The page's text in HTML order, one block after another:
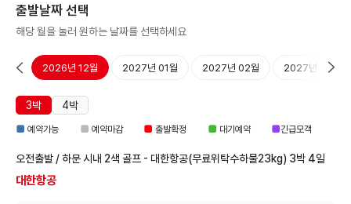
출발날짜 선택
해당 월을 눌러 원하는 날짜를 선택하세요
월 2026년 12월 2027년 01월 2027년 02월 2027년 03월
3박
4박
■ 예약가능 ■ 예약마감 ■ 출발확정 ■ 대기예약 ■긴급모객
오전출발 / 하문 시내 2색 골프 - 대한항공(무료위탁수하물23kg) 3박 4일
대한항공